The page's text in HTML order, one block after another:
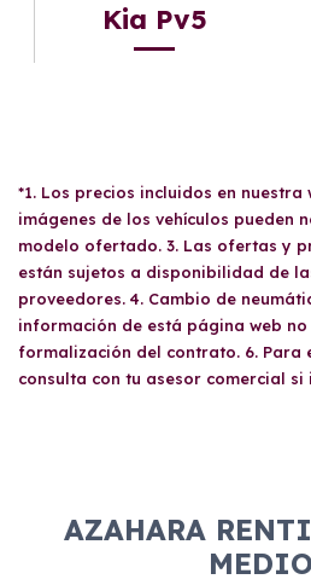
Kia Pv5
*1. Los precios incluidos en nuestra
imágenes de los vehículos pueden
modelo ofertado. 3. Las ofertas y
están sujetos a disponibilidad de
proveedores. 4. Cambio de
información de está página web
formalización del contrato. 6. Para
consulta con tu asesor comercial
AZAHARA